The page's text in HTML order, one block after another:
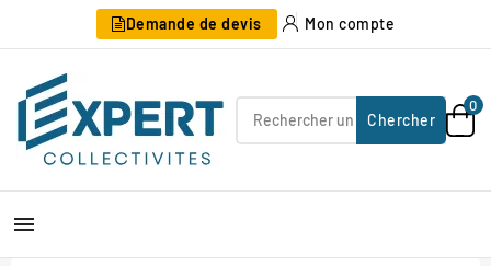
Demande de devis Mon compte
Chercher
0
